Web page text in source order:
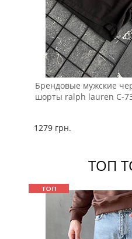
Брендовые мужские
шорты ralph lauren С-
1279 грн.
ТОП